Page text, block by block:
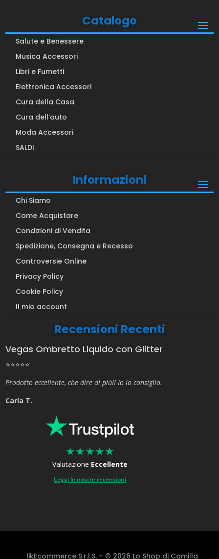
Catalogo
Salute e Benessere
Musica Accessori
Libri e Fumetti
Elettronica Accessori
Cura della Casa
Cura dell’auto
Moda Accessori
SALDI
Informazioni
Chi Siamo
Come Acquistare
Condizioni di Vendita
Spedizione, Consegna e Recesso
Controversie Online
Privacy Policy
Cookie Policy
Il mio account
Recensioni Recenti
Vegas Ombretto Liquido con Glitter
⭐⭐⭐⭐⭐
Prodotto eccellente, che dire di più!! Io lo consiglio.
Carla T.
★★★★★
Valutazione Eccellente
Leggi le nostre recensioni
likEcommerce S.r.l.S. – © 2026 Lo Shop di Camilla